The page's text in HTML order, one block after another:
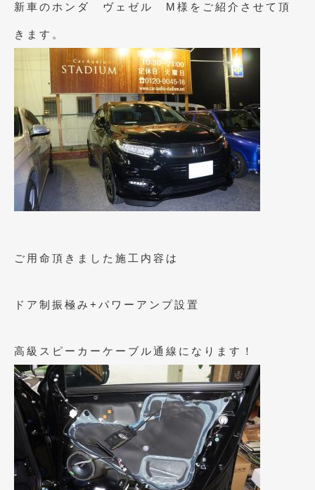
2022年10月 (2)
2022年8月
2022年4月(2)
2022年1月(3)
2021年12月 (2)
2021年8月(2)
2021年7月(7)
2021年4月(1)
2021年1月(2)
2020年11月(2)
2020年9月(3)
2020年8月(4)
2020年7月(3)
2020年6月(2)
2020年5月(4)
新車のホンダ ヴェゼル M様をご紹介させて頂
きます。
ご用命頂きました施工内容は
ドア制振極み+パワーアンプ設置
高級スピーカーケーブル通線になります！